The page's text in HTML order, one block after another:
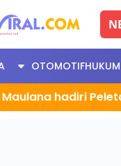
OTOMOTIFHUKUM
hadiri Peletakan